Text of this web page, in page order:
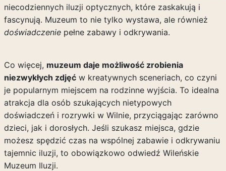
niecodziennych iluzji optycznych, które zaskakują i
fascynują. Muzeum to nie tylko wystawa, ale również
doświadczeniepełne zabawy i odkrywania.
Co więcej, muzeum daje możliwość zrobienia
niezwykłych zdjęćw kreatywnych sceneriach, co czyni
je popularnym miejscem na rodzinne wyjścia. To idealna
atrakcja dla osób szukających nietypowych
doświadczeń i rozrywki w Wilnie, przyciągając zarówno
dzieci, jak i dorosłych. Jeśli szukasz miejsca, gdzie
możesz spędzić czas na wspólnej zabawie i odkrywaniu
tajemnic iluzji, to obowiązkowo odwiedź Wileńskie
Muzeum Iluzji.